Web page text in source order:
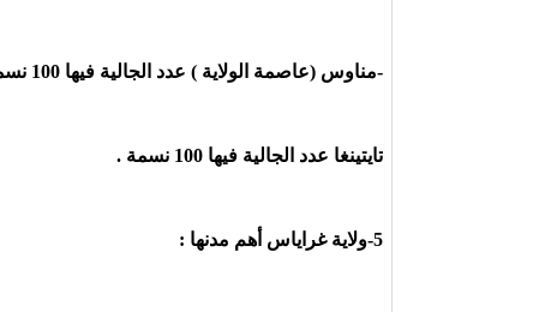
-مناوس (عاصمة الولاية ) عدد الجالية فيها 100 نسمة .
تايتينغا عدد الجالية فيها 100 نسمة .
5-ولاية غراياس أهم مدنها :